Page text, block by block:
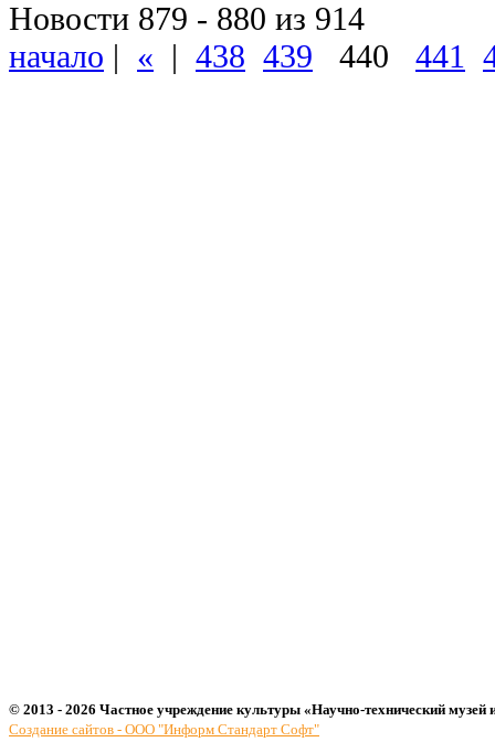
Новости 879 - 880 из 914
начало | « | 438 439 440 441
© 2013 - 2026 Частное учреждение культуры «Научно-технический музей
Создание сайтов - ООО "Информ Стандарт Софт"